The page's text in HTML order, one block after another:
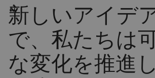
“
新しいアイデ
で、私たちは
な変化を推進